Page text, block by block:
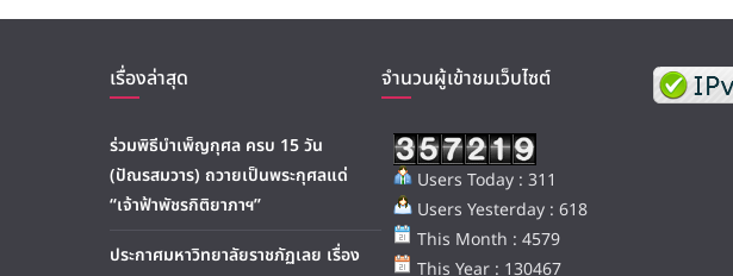
เรื่องล่าสุด
ร่วมพิธีบำเพ็ญกุศล ครบ 15 วัน
(ปัณรสมวาร) ถวายเป็นพระกุศลแด่
“เจ้าฟ้าพัชรกิติยาภาฯ”
ประกาศมหาวิทยาลัยราชภัฏเลย เรื่อง
จำนวนผู้เข้าชมเว็บไซต์
Users Today : 311
Users Yesterday : 618
This Month : 4579
This Year : 130467